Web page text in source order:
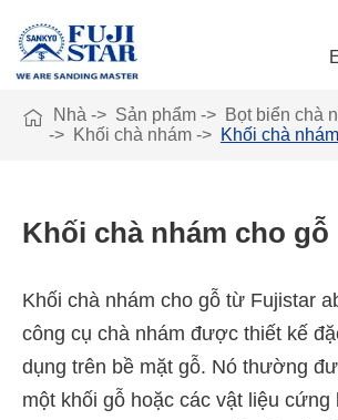
 Nhà Sản phẩm
Bọt biển chà
Khối chà nhám
Khối chà
Khối chà nhám cho gỗ
Khối chà nhám cho gỗ từ Fujistar
công cụ chà nhám được thiết kế
dụng trên bề mặt gỗ. Nó thường
một khối gỗ hoặc các vật liệu cứng